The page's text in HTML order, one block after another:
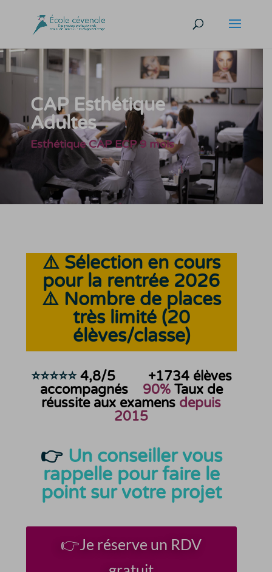
CAP Esthétique
Adultes
Esthétique CAP ECP 9 mois
⚠️ Sélection en cours
pour la rentrée 2026
⚠️ Nombre de places
très limité (20
élèves/classe)
⭐⭐⭐⭐⭐ 4,8/5 +1734élèves
accompagnés 90%Taux de
réussite aux examens depuis
2015
👉 Un conseiller vous
rappelle pour faire le
point sur votre projet
👉Je réserve un RDV